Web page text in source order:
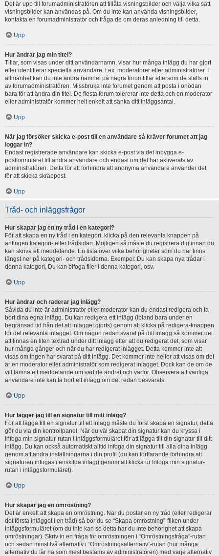
Det är upp till forumadministratören att tillåta visningsbilder och välja vilka sätt
visningsbilder kan användas på. Om du inte kan använda visningsbilder,
kontakta en forumadministratör och fråga de om deras anledning till detta.
Upp
Hur ändrar jag min titel?
Titlar, som visas under ditt användarnamn, visar hur många inlägg du har gjort
eller identifierar speciella användare, t.ex. moderatorer eller administratörer. I
allmänhet kan du inte ändra namnet på några forumtitlar eftersom de ställs in
av forumadministratören. Missbruka inte forumet genom att posta i onödan
bara för att ändra din titel. De flesta forum tolererar inte detta och en moderator
eller administratör kommer helt enkelt att sänka ditt inläggsantal.
Upp
När jag försöker skicka e-post till en användare så kräver forumet att jag
loggar in?
Endast registrerade användare kan skicka e-post via det inbygga e-
postformuläret till andra användare och endast om det har aktiverats av
administratören. Detta för att förhindra att anonyma användare använder det
för att skicka skräppost.
Upp
Tråd- och inläggsfrågor
Hur skapar jag en ny tråd i en kategori?
För att skapa en ny tråd i en kategori, klicka på den relevanta knappen på
antingen kategori- eller trådsidan. Möjligen så måste du registrera dig innan du
kan skriva ett meddelande. En lista över vilka behörigheter som du har finns
längst ner på kategori- och trådsidorna. Exempel: Du kan skapa nya trådar i
denna kategori, Du kan bifoga filer i denna kategori, osv.
Upp
Hur ändrar och raderar jag inlägg?
Såvida du inte är administratör eller moderator kan du endast redigera och ta
bort dina egna inlägg. Du kan redigera ett inlägg (ibland bara under en
begränsad tid från det att inlägget gjorts) genom att klicka på redigera-knappen
för det relevanta inlägget. Om någon redan svarat på ditt inlägg så kommer det
att finnas en liten textrad under ditt inlägg efter att du redigerat det, som visar
hur många gånger och när du har redigerat inlägget. Detta kommer inte att
visas om ingen har svarat på ditt inlägg. Det kommer inte heller att visas om det
är en moderator eller administratör som redigerat inlägget. Dock kan de om de
vill lämna ett meddelande om vad de ändrat och varför. Observera att vanliga
användare inte kan ta bort ett inlägg om det redan besvarats.
Upp
Hur lägger jag till en signatur till mitt inlägg?
För att lägga till en signatur till ett inlägg måste du först skapa en signatur, detta
gör du via din kontrollpanel. När du väl skapat din signatur kan du kryssa i
Infoga min signatur-rutan i inläggsformuläret för att lägga till din signatur till ditt
inlägg. Du kan också automatiskt alltid infoga din signatur till alla dina inlägg
genom att ändra inställningarna i din profil (du kan fortfarande förhindra att
signaturen infogas i enskilda inlägg genom att klicka ur Infoga min signatur-
rutan i inläggsformuläret).
Upp
Hur skapar jag en omröstning?
Det är enkelt att skapa en omröstning. När du postar en ny tråd (eller redigerar
det första inlägget i en tråd) så bör du se “Skapa omröstning”-fliken under
inläggsformuläret (om du inte kan se detta har du inte behörighet att skapa
omröstningar). Skriv in en fråga för omröstningen i “Omröstningsfråga”-rutan
och sedan minst två alternativ i “Omröstningsalternativ”-rutan (hur många
alternativ du får ha som mest bestäms av administratören) med varje alternativ